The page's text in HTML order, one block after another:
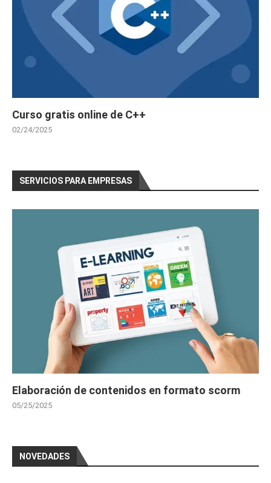
Curso gratis online de C++
02/24/2025
SERVICIOS PARA EMPRESAS
Elaboración de contenidos en formato scorm
05/25/2025
NOVEDADES